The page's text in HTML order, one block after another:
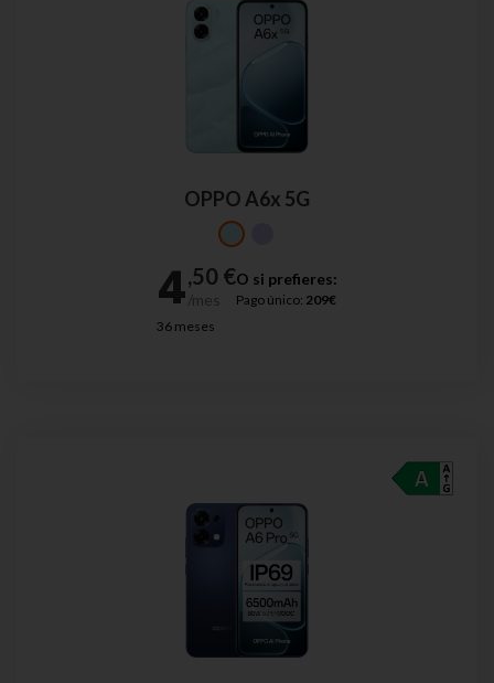
OPPO A6x 5G
36 meses
O si prefieres:
Pago único: 209€